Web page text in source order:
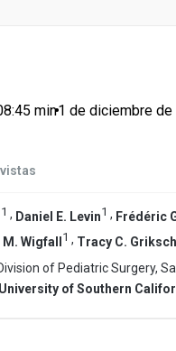
min•1 de diciembre de
1 , Daniel E. Levin1 , Frédéric
Wigfall1 , Tracy C.
of Pediatric Surgery,
of Southern